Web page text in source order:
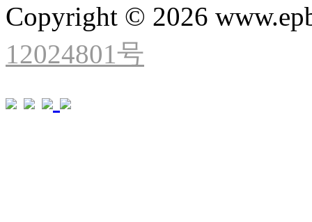
Copyright © 2026
12024801号